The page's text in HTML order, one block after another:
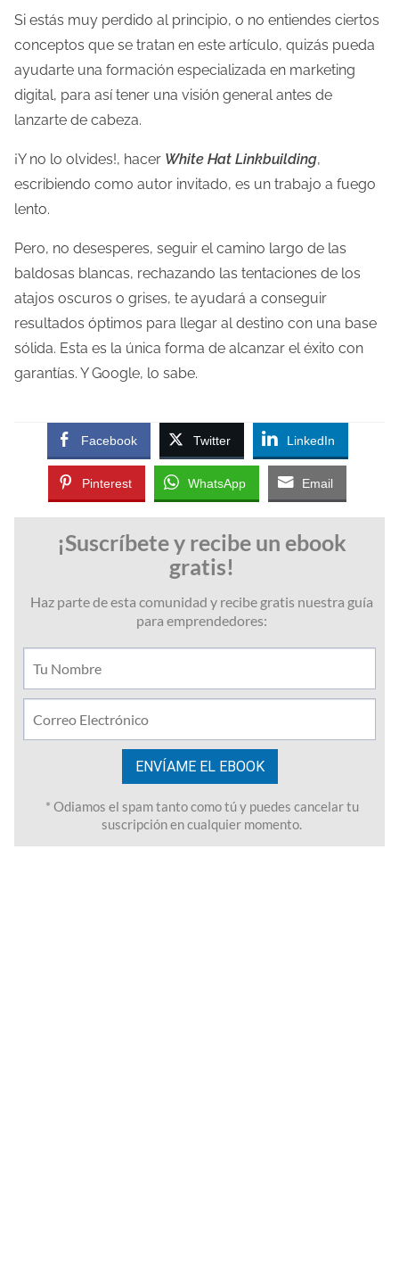
Si estás muy perdido al principio, o no entiendes ciertos
conceptos que se tratan en este artículo, quizás pueda
ayudarte una formación especializada en marketing
digital, para así tener una visión general antes de
lanzarte de cabeza.
¡Y no lo olvides!, hacer White Hat Linkbuilding,
escribiendo como autor invitado, es un trabajo a fuego
lento.
Pero, no desesperes, seguir el camino largo de las
baldosas blancas, rechazando las tentaciones de los
atajos oscuros o grises, te ayudará a conseguir
resultados óptimos para llegar al destino con una base
sólida. Esta es la única forma de alcanzar el éxito con
garantías. Y Google, lo sabe.
Facebook Twitter LinkedIn
Pinterest WhatsApp Email